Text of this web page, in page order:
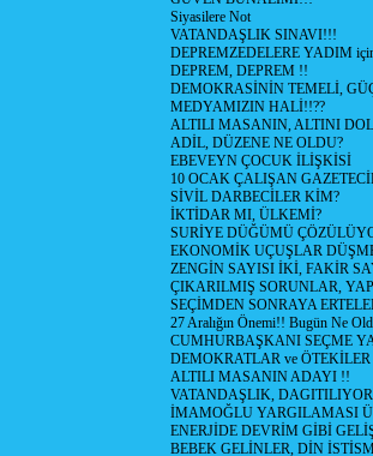
Siyasilere Not
VATANDAŞLIK SINAVI!!!
DEPREMZEDELERE YADIM
DEPREM, DEPREM !!
DEMOKRASİNİN TEMELİ,
MEDYAMIZIN HALİ!!??
ALTILI MASANIN, ALTINI
ADİL, DÜZENE NE OLDU?
EBEVEYN ÇOCUK İLİŞKİSİ
10 OCAK ÇALIŞAN
SİVİL DARBECİLER KİM?
İKTİDAR MI, ÜLKEMİ?
SURİYE DÜĞÜMÜ
EKONOMİK UÇUŞLAR
ZENGİN SAYISI İKİ, FAKİR
ÇIKARILMIŞ SORUNLAR,
SEÇİMDEN SONRAYA
27 Aralığın Önemi!! Bugün Ne
CUMHURBAŞKANI SEÇME
DEMOKRATLAR ve ÖTEKİLER
ALTILI MASANIN ADAYI !!
VATANDAŞLIK,
İMAMOĞLU YARGILAMASI
ENERJİDE DEVRİM GİBİ
BEBEK GELİNLER, DİN